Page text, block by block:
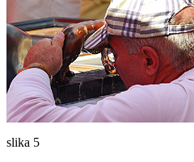
slika 5